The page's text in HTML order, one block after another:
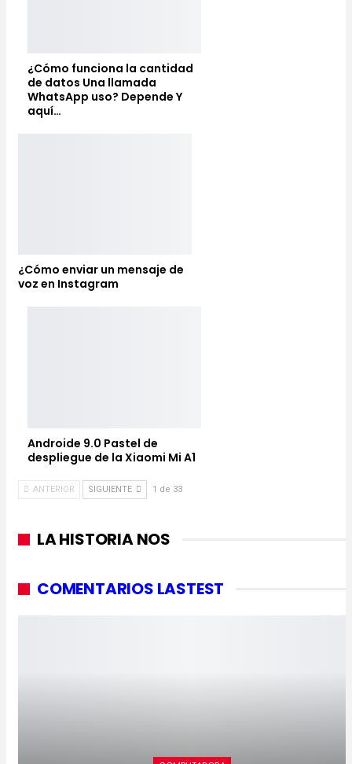
¿Cómo funciona la cantidad
de datos Una llamada
WhatsApp uso? Depende Y
aquí…
¿Cómo enviar un mensaje de
voz en Instagram
Androide 9.0 Pastel de
despliegue de la Xiaomi Mi A1
ANTERIOR SIGUIENTE 1 de 33
LA HISTORIA NOS
COMENTARIOS LASTEST